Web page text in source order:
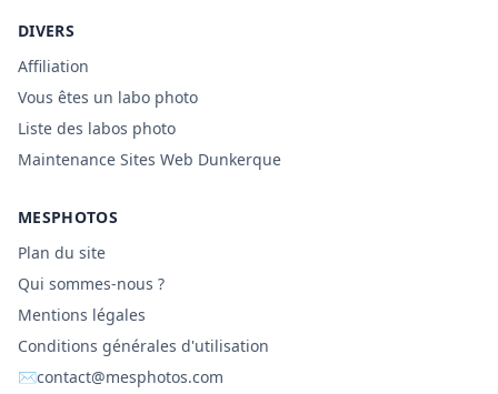
DIVERS
Affiliation
Vous êtes un labo photo
Liste des labos photo
Maintenance Sites Web Dunkerque
MESPHOTOS
Plan du site
Qui sommes-nous ?
Mentions légales
Conditions générales d'utilisation
✉contact@mesphotos.com